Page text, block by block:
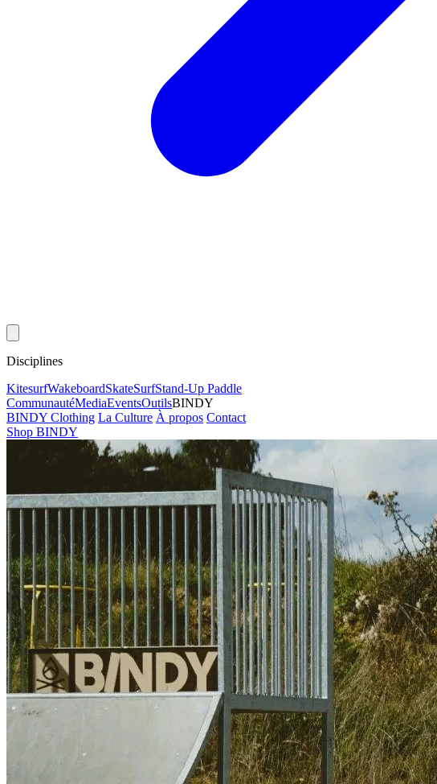
Disciplines
KitesurfWakeboardSkateSurfStand-Up Paddle
CommunautéMediaEventsOutilsBINDY
BINDY Clothing La Culture À propos Contact
Shop BINDY